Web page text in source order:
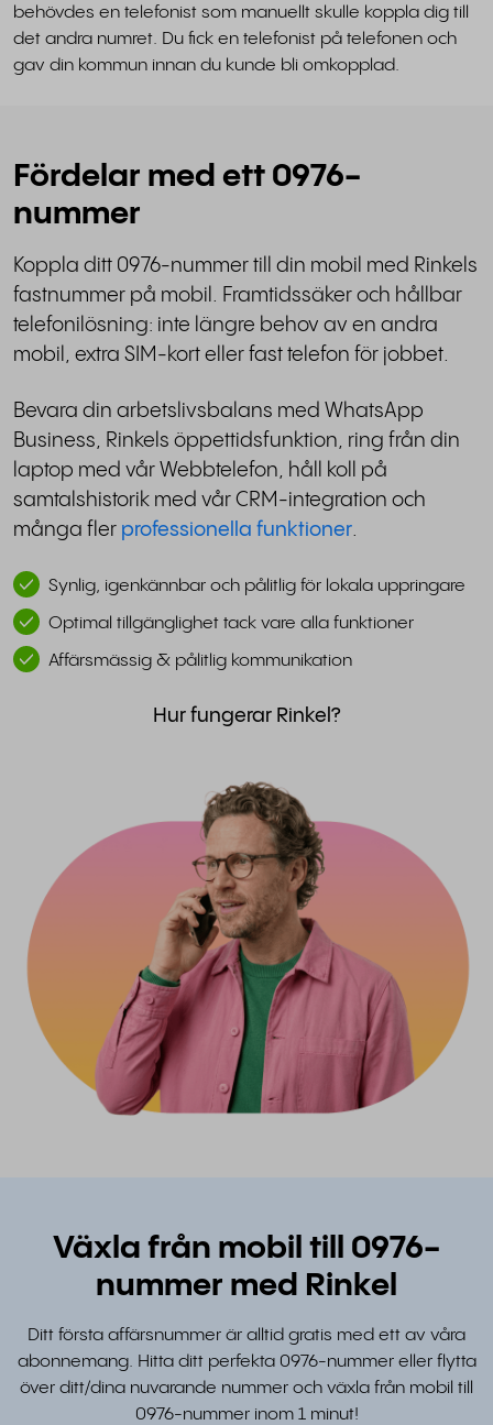
behövdes en telefonist som manuellt skulle koppla dig till
det andra numret. Du fick en telefonist på telefonen och
gav din kommun innan du kunde bli omkopplad.
Fördelar med ett 0976-
nummer
Koppla ditt 0976-nummer till din mobil med Rinkels
fastnummer på mobil. Framtidssäker och hållbar
telefonilösning: inte längre behov av en andra
mobil, extra SIM-kort eller fast telefon för jobbet.
Bevara din arbetslivsbalans med WhatsApp
Business, Rinkels öppettidsfunktion, ring från din
laptop med vår Webbtelefon, håll koll på
samtalshistorik med vår CRM-integration och
många fler professionella funktioner.
Synlig, igenkännbar och pålitlig för lokala uppringare
Optimal tillgänglighet tack vare alla funktioner
Affärsmässig & pålitlig kommunikation
Hur fungerar Rinkel?
Växla från mobil till 0976-
nummer med Rinkel
Ditt första affärsnummer är alltid gratis med ett av våra
abonnemang. Hitta ditt perfekta 0976-nummer eller flytta
över ditt/dina nuvarande nummer och växla från mobil till
0976-nummer inom 1 minut!